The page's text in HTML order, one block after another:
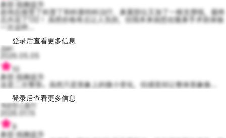
鼻部 线雕提升
咨询后接受了科普丁和科塞特科治疗，鼻翼部位又加了一根支撑线，最终
总共花了132！ 虽然价格有点让人负担，但我本来就想在隆鼻手术前体验
一次这样...
登录后查看更多信息
Jjan
2026.05.05
鼻部 线雕提升
这是二次整形。虽然只是形象上的微小变化，但感觉却让整体形象焕...
登录后查看更多信息
개운한스톰11
2026.01.15
9
鼻部 线雕提升